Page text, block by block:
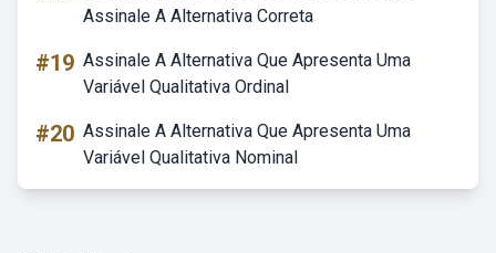
Assinale A Alternativa Correta
#19 Assinale A Alternativa Que Apresenta Uma
Variável Qualitativa Ordinal
#20 Assinale A Alternativa Que Apresenta Uma
Variável Qualitativa Nominal